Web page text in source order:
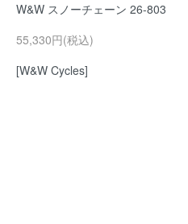
W&W スノーチェーン 26-803
55,330円(税込)
[W&W Cycles]